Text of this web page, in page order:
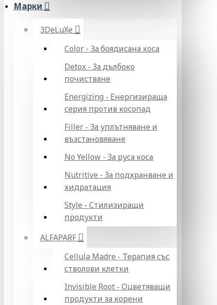
Марки
3DeLuXe
Color - За боядисана коса
Detox - За дълбоко
почистване
Energizing - Енергизираща
серия против косопад
Filler - За уплътняване и
възстановяване
No Yellow - За руса коса
Nutritive - За подхранване и
хидратация
Style - Стилизиращи
продукти
ALFAPARF
Cellula Madre - Терапия със
стволови клетки
Invisible Root - Оцветяващи
продукти за корени